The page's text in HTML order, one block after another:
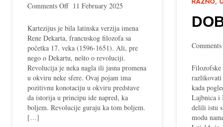
Comments Offon
revolucija
11 February 2025
Kartezijus je bila latinska verzija imena
Rene Dekarta, francuskog filozofa sa
početka 17. veka (1596-1651). Ali, pre
nego o Dekartu, nešto o revoluciji.
Revolucija je neka nagla ili jasna promena
u okviru neke sfere. Ovaj pojam ima
pozitivnu konotaciju u okviru predstave
da istorija u principu ide napred, ka
boljem. Revolucije guraju ka tom boljem.
[…]
kada
Lajbnica i
delili istu
modu